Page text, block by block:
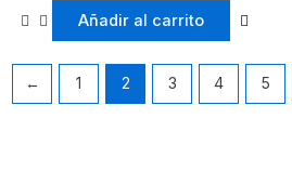
Añadir al carrito
← 1 2 3 4 5